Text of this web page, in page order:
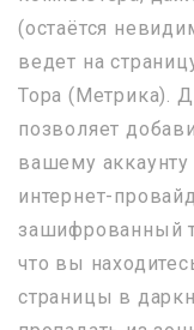
(остаётся
ведет на
Тора (Метрика).
позволяет
вашему
интернет-
зашифрованный
что вы
страницы в